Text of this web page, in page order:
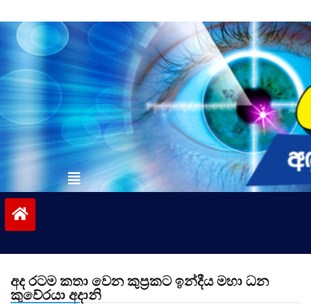
to
contentvinivida.lk
අද රටම කතා වෙන කුප්‍රකට ඉන්දීය මහා ධන
කුවේරයා අදානි